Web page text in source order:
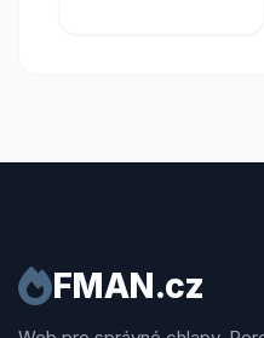
FMAN.cz